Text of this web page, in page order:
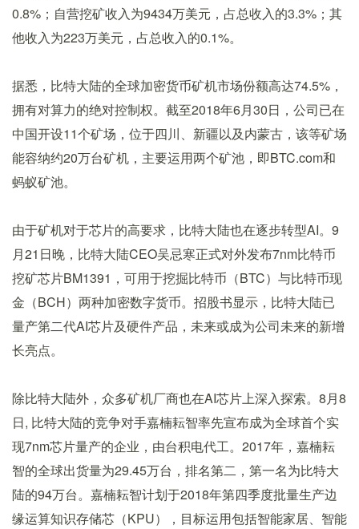
0.8%；自营挖矿收入为9434万美元，占总收入的3.3%；其
他收入为223万美元，占总收入的0.1%。
据悉，比特大陆的全球加密货币矿机市场份额高达74.5%，
拥有对算力的绝对控制权。截至2018年6月30日，公司已在
中国开设11个矿场，位于四川、新疆以及内蒙古，该等矿场
能容纳约20万台矿机，主要运用两个矿池，即BTC.com和
蚂蚁矿池。
由于矿机对于芯片的高要求，比特大陆也在逐步转型AI。9
月21日晚，比特大陆CEO吴忌寒正式对外发布7nm比特币
挖矿芯片BM1391，可用于挖掘比特币（BTC）与比特币现
金（BCH）两种加密数字货币。招股书显示，比特大陆已
量产第二代AI芯片及硬件产品，未来或成为公司未来的新增
长亮点。
除比特大陆外，众多矿机厂商也在AI芯片上深入探索。8月8
日, 比特大陆的竞争对手嘉楠耘智率先宣布成为全球首个实
现7nm芯片量产的企业，由台积电代工。2017年，嘉楠耘
智的全球出货量为29.45万台，排名第二，第一名为比特大
陆的94万台。嘉楠耘智计划于2018年第四季度批量生产边
缘运算知识存储芯（KPU），目标运用包括智能家居、智能